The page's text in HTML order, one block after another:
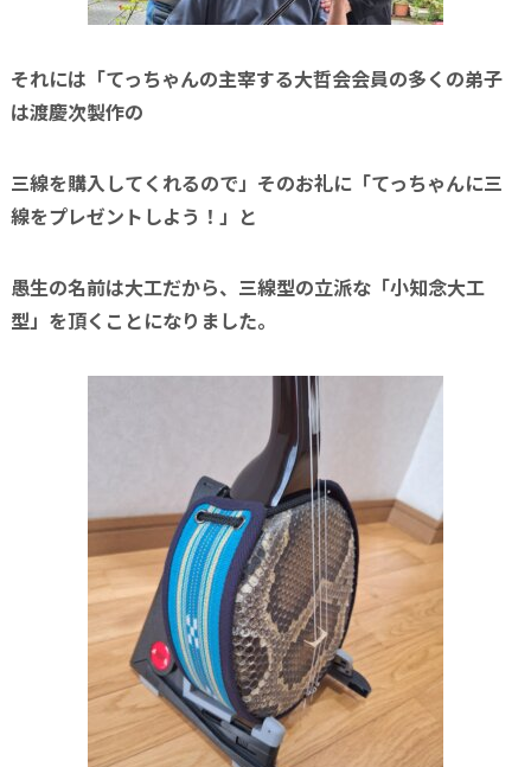
それには「てっちゃんの主宰する大哲会会員の多くの弟子
は渡慶次製作の
三線を購入してくれるので」そのお礼に「てっちゃんに三
線をプレゼントしよう！」と
愚生の名前は大工だから、三線型の立派な「小知念大工
型」を頂くことになりました。